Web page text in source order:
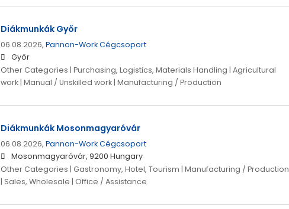
Diákmunkák Győr
06.08.2026, Pannon-Work Cégcsoport
Győr
Other Categories | Purchasing, Logistics, Materials Handling | Agricultural
work | Manual / Unskilled work | Manufacturing / Production
Diákmunkák Mosonmagyaróvár
06.08.2026, Pannon-Work Cégcsoport
Mosonmagyaróvár, 9200 Hungary
Other Categories | Gastronomy, Hotel, Tourism | Manufacturing / Production
| Sales, Wholesale | Office / Assistance